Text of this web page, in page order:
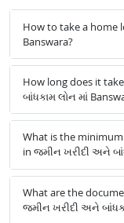
How to take a home
Banswara?
How long does it
બાંધકામ લોન માં
What is the
in જમીન ખરીદી અને
What are the
જમીન ખરીદી અને